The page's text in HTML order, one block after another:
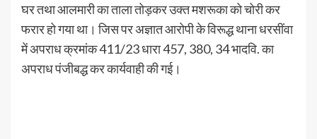
घर तथा आलमारी का ताला तोड़कर उक्त मशरूका को चोरी कर
फरार हो गया था। जिस पर अज्ञात आरोपी के विरूद्ध थाना धरसींवा
में अपराध क्रमांक 411/23 धारा 457, 380, 34 भादवि. का
अपराध पंजीबद्ध कर कार्यवाही की गई।